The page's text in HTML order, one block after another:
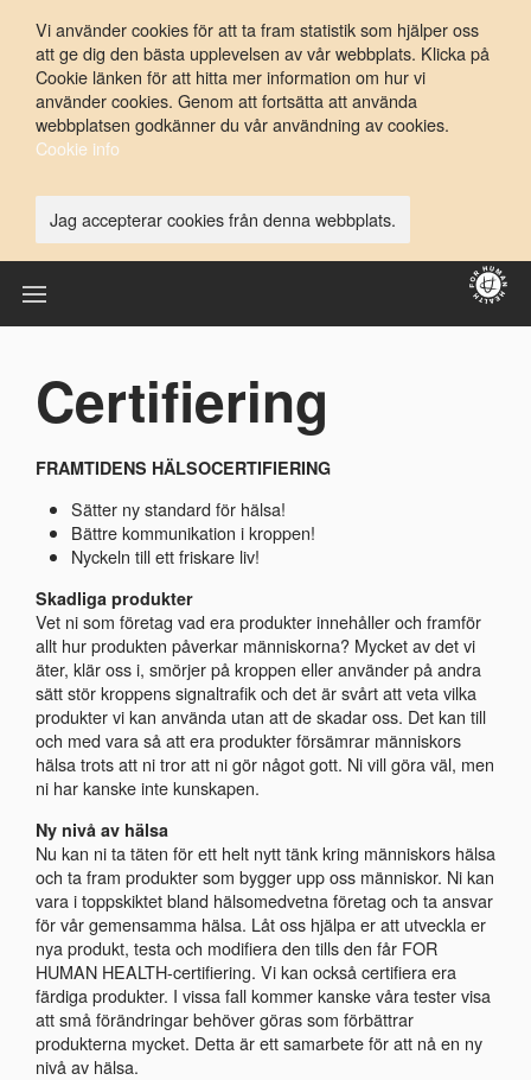
Vi använder cookies för att ta fram statistik som hjälper oss
att ge dig den bästa upplevelsen av vår webbplats. Klicka på
Cookie länken för att hitta mer information om hur vi
använder cookies. Genom att fortsätta att använda
webbplatsen godkänner du vår användning av cookies.
Cookie info
Jag accepterar cookies från denna webbplats.
Certifiering
FRAMTIDENS HÄLSOCERTIFIERING
Sätter ny standard för hälsa!
Bättre kommunikation i kroppen!
Nyckeln till ett friskare liv!
Skadliga produkter
Vet ni som företag vad era produkter innehåller och framför
allt hur produkten påverkar människorna? Mycket av det vi
äter, klär oss i, smörjer på kroppen eller använder på andra
sätt stör kroppens signaltrafik och det är svårt att veta vilka
produkter vi kan använda utan att de skadar oss. Det kan till
och med vara så att era produkter försämrar människors
hälsa trots att ni tror att ni gör något gott. Ni vill göra väl, men
ni har kanske inte kunskapen.
Ny nivå av hälsa
Nu kan ni ta täten för ett helt nytt tänk kring människors hälsa
och ta fram produkter som bygger upp oss människor. Ni kan
vara i toppskiktet bland hälsomedvetna företag och ta ansvar
för vår gemensamma hälsa. Låt oss hjälpa er att utveckla er
nya produkt, testa och modifiera den tills den får FOR
HUMAN HEALTH-certifiering. Vi kan också certifiera era
färdiga produkter. I vissa fall kommer kanske våra tester visa
att små förändringar behöver göras som förbättrar
produkterna mycket. Detta är ett samarbete för att nå en ny
nivå av hälsa.